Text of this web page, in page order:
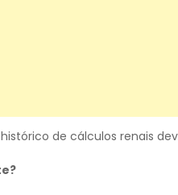
de cálculos renais